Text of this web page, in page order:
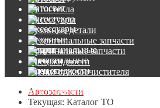
Автостекла
Аксессуары
Кузовные детали
Неоригинальные запчасти
Оригинальные запчасти
Спец.жидкости
Щетки стеклоочистителя
Автозапчасти
Текущая: Каталог ТО